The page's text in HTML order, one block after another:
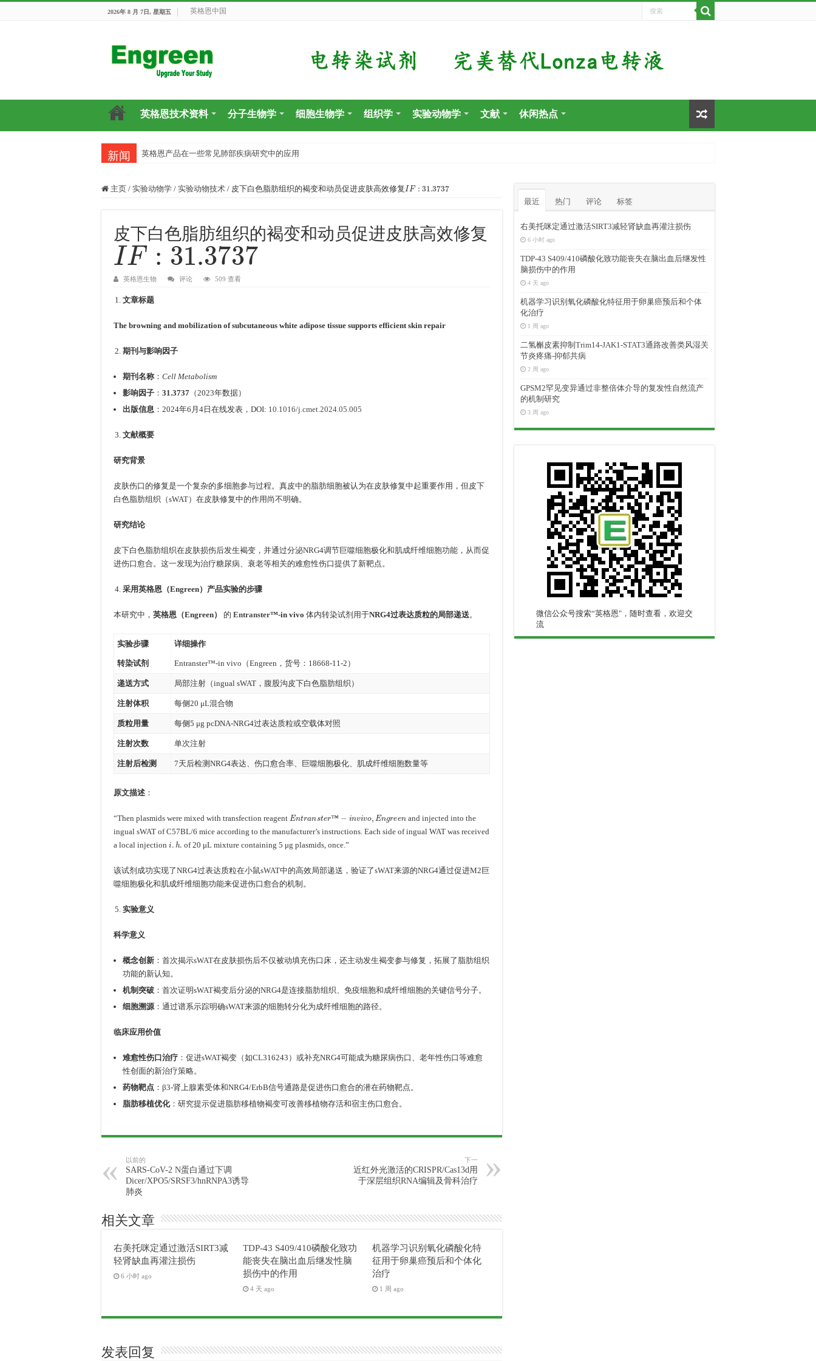
2026年 8 月 7日, 星期五 英格恩中国
英格恩技术资料 分子生物学 细胞生物学 组织学 实验动物学 文献 休闲热点
新闻 英格恩产品在一些常见肺部疾病研究中的应用
主页 / 实验动物学 / 实验动物技术 / 皮下白色脂肪组织的褐变和动员促进皮肤高效修复 IF:31.3737
皮下白色脂肪组织的褐变和动员促进皮肤高效修复
IF:31.3737
英格恩生物 评论 509 查看
文章标题
The browning and mobilization of subcutaneous white adipose tissue supports efficient skin repair
期刊与影响因子
期刊名称 ： Cell Metabolism
影响因子 ： 31.3737 （2023年数据）
出版信息 ：2024年6月4日在线发表，DOI: 10.1016/j.cmet.2024.05.005
文献概要
研究背景
皮肤伤口的修复是一个复杂的多细胞参与过程。真皮中的脂肪细胞被认为在皮肤修复中起重要作用，但皮下
白色脂肪组织（sWAT）在皮肤修复中的作用尚不明确。
研究结论
皮下白色脂肪组织在皮肤损伤后发生褐变，并通过分泌NRG4调节巨噬细胞极化和肌成纤维细胞功能，从而促
进伤口愈合。这一发现为治疗糖尿病、衰老等相关的难愈性伤口提供了新靶点。
采用英格恩（Engreen）产品实验的步骤
本研究中， 英格恩（Engreen） 的 Entranster™-in vivo 体内转染试剂用于NRG4过表达质粒的局部递送。
实验步骤 详细操作
转染试剂 Entranster™-in vivo（Engreen，货号：18668-11-2）
递送方式 局部注射（ingual sWAT，腹股沟皮下白色脂肪组织）
注射体积 每侧20 μL混合物
质粒用量 每侧5 μg pcDNA-NRG4过表达质粒或空载体对照
注射次数 单次注射
注射后检测 7天后检测NRG4表达、伤口愈合率、巨噬细胞极化、肌成纤维细胞数量等
原文描述 ：
“Then plasmids were mixed with transfection reagent En r r −in v E ee
and injected into the
ingual sWAT of C57BL/6 mice according to the manufacturer’s instructions. Each side of ingual WAT was received
a local injection i h. of 20 μL mixture containing 5 μg plasmids, once.”
该试剂成功实现了NRG4过表达质粒在小鼠sWAT中的高效局部递送，验证了sWAT来源的NRG4通过促进M2巨
噬细胞极化和肌成纤维细胞功能来促进伤口愈合的机制。
实验意义
科学意义
概念创新 ：首次揭示sWAT在皮肤损伤后不仅被动填充伤口床，还主动发生褐变参与修复，拓展了脂肪组织
功能的新认知。
机制突破 ：首次证明sWAT褐变后分泌的NRG4是连接脂肪组织、免疫细胞和成纤维细胞的关键信号分子。
细胞溯源 ：通过谱系示踪明确sWAT来源的细胞转分化为成纤维细胞的路径。
临床应用价值
难愈性伤口治疗 ：促进sWAT褐变（如CL316243）或补充NRG4可能成为糖尿病伤口、老年性伤口等难愈
性创面的新治疗策略。
药物靶点 ：β3-肾上腺素受体和NRG4/ErbB信号通路是促进伤口愈合的潜在药物靶点。
脂肪移植优化：研究提示促进脂肪移植物褐变可改善移植物存活和宿主伤口愈合。
以前的
SARS-CoV-2 N蛋白通过下调
Dicer/XPO5/SRSF3/hnRNPA3诱导
肺炎
下一
近红外光激活的CRISPR/Cas13d用
于深层组织RNA编辑及骨科治疗
相关文章
右美托咪定通过激活SIRT3减
轻肾缺血再灌注损伤
6 小时 ago
TDP-43 S409/410磷酸化致功
能丧失在脑出血后继发性脑
损伤中的作用
4 天 ago
机器学习识别氧化磷酸化特
征用于卵巢癌预后和个体化
治疗
1 周 ago
发表回复
最近 热门 评论 标签
右美托咪定通过激活SIRT3减轻肾缺血再灌注损伤
6 小时 ago
TDP-43 S409/410磷酸化致功能丧失在脑出血后继发性
脑损伤中的作用
4 天 ago
机器学习识别氧化磷酸化特征用于卵巢癌预后和个体
化治疗
1 周 ago
二氢槲皮素抑制Trim14-JAK1-STAT3通路改善类风湿关
节炎疼痛-抑郁共病
2 周 ago
GPSM2罕见变异通过非整倍体介导的复发性自然流产
的机制研究
3 周 ago
微信公众号搜索“英格恩"，随时查看，欢迎交
流